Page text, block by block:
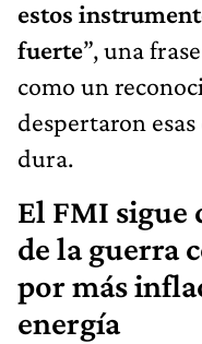
estos
fuerte”, una
como un
despertaron
dura.
El FMI sigue
de la guerra
por más
energía